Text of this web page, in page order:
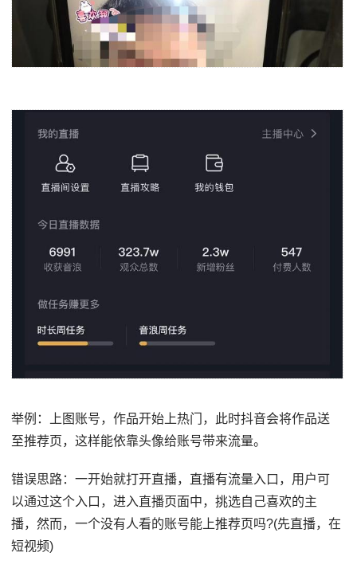
举例：上图账号，作品开始上热门，此时抖音会将作品送
至推荐页，这样能依靠头像给账号带来流量。
错误思路：一开始就打开直播，直播有流量入口，用户可
以通过这个入口，进入直播页面中，挑选自己喜欢的主
播，然而，一个没有人看的账号能上推荐页吗?(先直播，在
短视频)